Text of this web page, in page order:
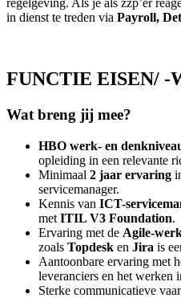
regelgeving. Als je als zzp’er
in dienst te treden via Payroll,
FUNCTIE EISEN/ -
Wat breng jij mee?
HBO werk- en
opleiding in een relevante
Minimaal 2 jaar ervaring
servicemanager.
Kennis van ICT-
met ITIL V3 Foundation.
Ervaring met de Agile-
zoals Topdesk en Jira is
Aantoonbare ervaring met
leveranciers en het werken
Sterke communicatieve